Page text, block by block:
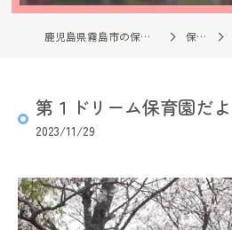
鹿児島県霧島市の保育園なら社会福祉法人清風会 保育理念
第１ドリーム保育園だ
2023/11/29